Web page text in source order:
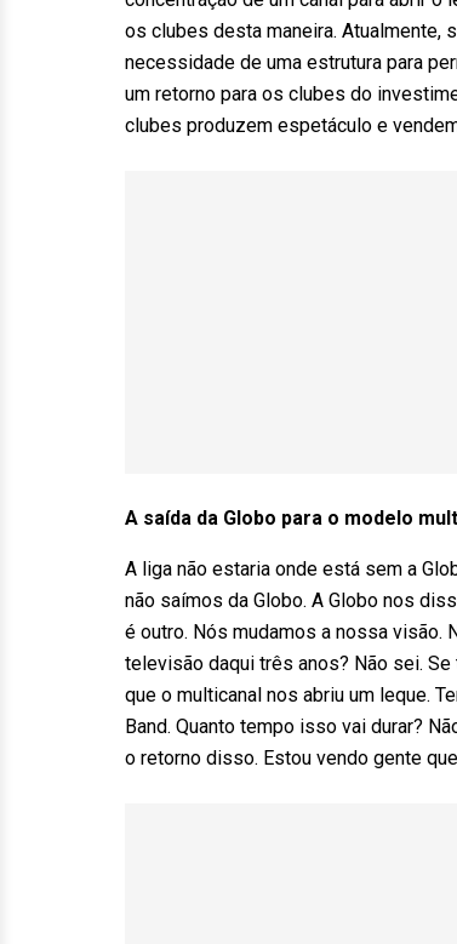
os clubes desta maneira. Atualmente,
necessidade de uma estrutura para
um retorno para os clubes do
clubes produzem espetáculo e
A saída da Globo para o modelo
A liga não estaria onde está sem a
não saímos da Globo. A Globo nos
é outro. Nós mudamos a nossa visão.
televisão daqui três anos? Não sei. Se
que o multicanal nos abriu um leque.
Band. Quanto tempo isso vai durar?
o retorno disso. Estou vendo gente